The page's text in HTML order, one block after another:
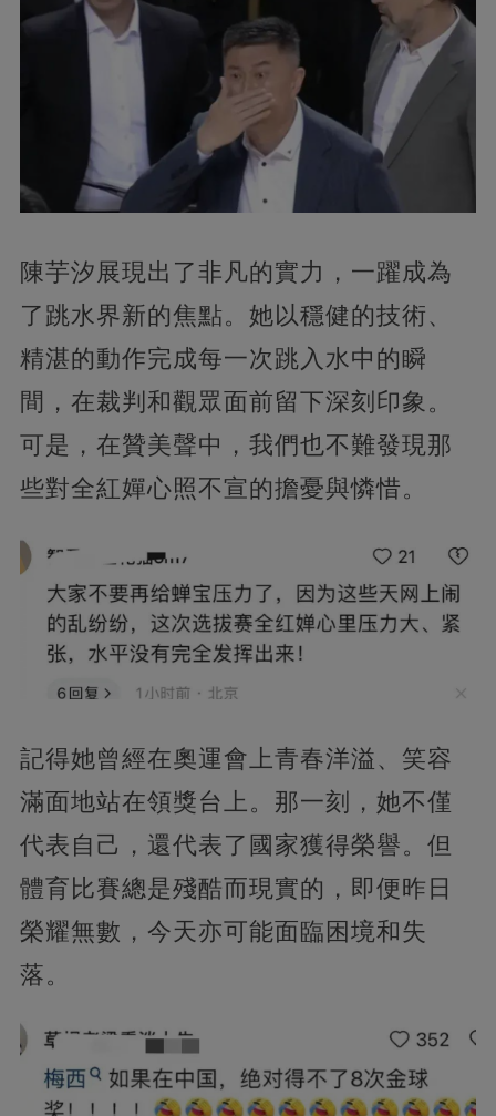
陳芋汐展現出了非凡的實力，一躍成為
了跳水界新的焦點。她以穩健的技術、
精湛的動作完成每一次跳入水中的瞬
間，在裁判和觀眾面前留下深刻印象。
可是，在贊美聲中，我們也不難發現那
些對全紅嬋心照不宣的擔憂與憐惜。
記得她曾經在奧運會上青春洋溢、笑容
滿面地站在領獎台上。那一刻，她不僅
代表自己，還代表了國家獲得榮譽。但
體育比賽總是殘酷而現實的，即便昨日
榮耀無數，今天亦可能面臨困境和失
落。